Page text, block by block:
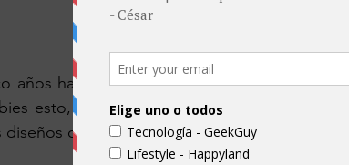
años han pasado desde el lanzamiento
esto, por favor…. y si quitas la ceja, y
diseños que algunos conceptos han mostrado.